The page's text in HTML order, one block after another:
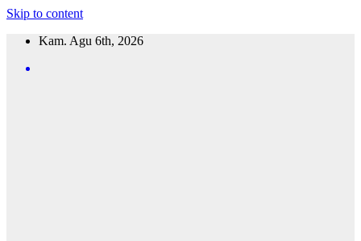
Skip to content
Kam. Agu 6th, 2026